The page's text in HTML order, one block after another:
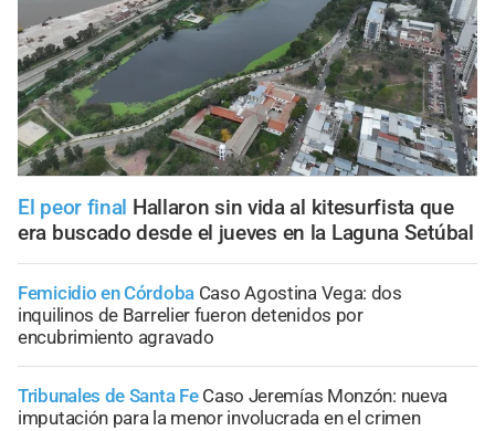
El peor final Hallaron sin vida al kitesurfista que
era buscado desde el jueves en la Laguna Setúbal
Femicidio en Córdoba Caso Agostina Vega: dos
inquilinos de Barrelier fueron detenidos por
encubrimiento agravado
Tribunales de Santa Fe Caso Jeremías Monzón: nueva
imputación para la menor involucrada en el crimen